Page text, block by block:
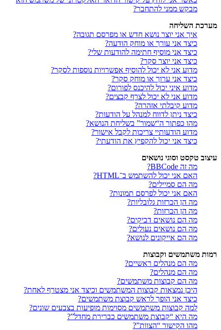
מבקש ממני להתחבר?
מערכת השליחה
איך אני יוצר נושא חדש או מפרסם תגובה?
כיצד אני עורך או מוחק הודעה?
כיצד אני מוסיף חתימה להודעות שלי?
כיצד אני יוצר סקר?
מדוע אני לא יכול להוסיף אפשרויות נוספות לסקר?
כיצד אני ערוך או מוחק סקר?
מדוע איני יכול להיכנס לפורום?
מדוע אני לא יכול לצרף קבצים?
מדוע קיבלתי אזהרה?
כיצד ניתן לדווח למנהל על הודעות?
מהו כפתור ה“שמור” בשליחת הנושא?
מדוע הודעותיי צריכות לקבל אישור?
כיצד אני יכול להקפיץ את הודעתי?
עיצוב טקסט וסוגי נושאים
מה זה BBCode?
האם אני יכול להשתמש ב־HTML?
מה הם סמיילים?
האם אני יכול לפרסם תמונות?
מה הן הכרזות גלובליות?
מה הן הכרזות?
מה הם נושאים דביקים?
מה הם נושאים נעולים?
מה הם אייקונים לנושא?
רמות משתמשים וקבוצות
מה הם מנהלים ראשיים?
מה הם מנהלים?
מה הם קבוצות משתמשים?
היכן נמצאות קבוצות המשתמשים וכיצד אני מצטרף לאחת?
כיצד אני הופך לראש קבוצת משתמשים?
למה קבוצות משתמשים מסוימות מופיעות בצבעים שונים?
מה היא “קבוצת משתמשים כברירת מחדל”?
מהו הקישור “הצוות”?